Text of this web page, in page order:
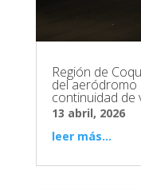
Región de
del aeródromo
continuidad de
13 abril, 2026
leer más...